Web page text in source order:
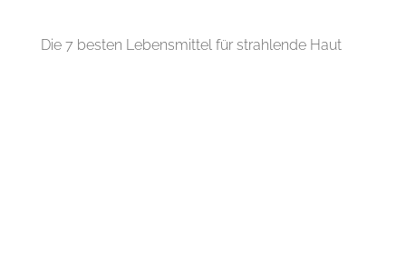
Die 7 besten Lebensmittel für strahlende Haut